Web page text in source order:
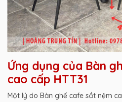
Ứng dụng của Bàn
cao cấp HTT31
Một lý do Bàn ghế cafe sắt nệm